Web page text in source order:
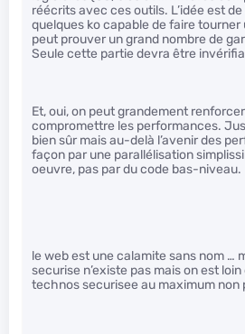
réécrits avec ces outils. L’idée est
quelques ko capable de faire tourner
peut prouver un grand nombre de
Seule cette partie devra être
Et, oui, on peut grandement
compromettre les performances.
bien sûr mais au-delà l’avenir des
façon par une parallélisation
oeuvre, pas par du code bas-niveau.
le web est une calamite sans nom …
securise n’existe pas mais on est loin
technos securisee au maximum non